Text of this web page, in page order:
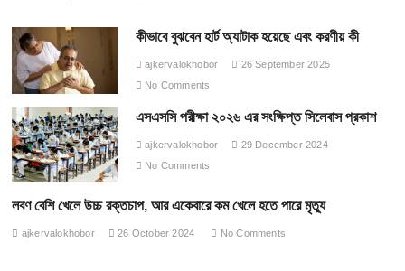
কীভাবে বুঝবেন হার্ট অ্যাটাক হয়েছে এবং করণীয় কী
ajkervalokhobor
26 September 2025
No Comments
এসএসসি পরীক্ষা ২০২৬ এর সংক্ষিপ্ত সিলেবাস প্রকাশ
ajkervalokhobor
29 December 2024
No Comments
লবণ বেশি খেলে উচ্চ রক্তচাপ, আর একেবারে কম খেলে হতে পারে মৃত্যু
ajkervalokhobor 26 October 2024 No Comments